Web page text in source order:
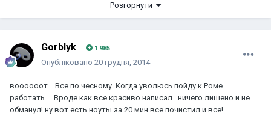
Розгорнути
Gorblyk 1 985
Опубліковано 20 грудня, 2014
воооооот... Все по чесному. Когда уволюсь пойду к Роме
работать.... Вроде как все красиво написал...ничего лишено и не
обманул! ну вот есть ноуты за 20 мин все почистил и все!